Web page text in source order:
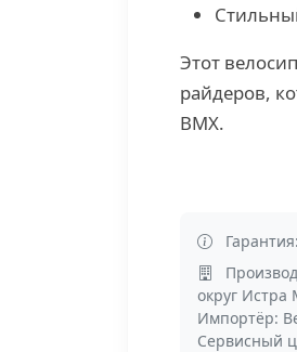
Этот
райдеров,
BMX.
округ Истра
Импортёр:
Сервисный